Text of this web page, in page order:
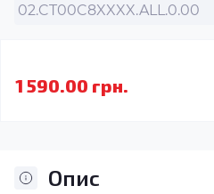
02.CT00C8XXXX.ALL.0.00
1 590.00 грн.
Опис